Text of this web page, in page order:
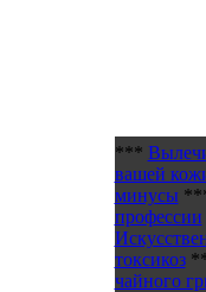
***
вашей
минусы
профессии
токсикоз
чайного